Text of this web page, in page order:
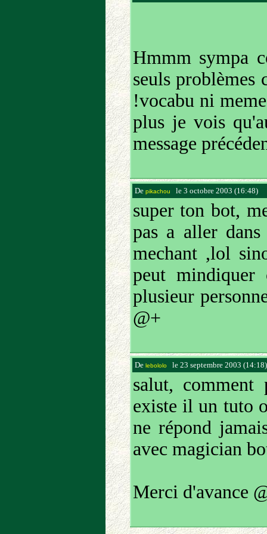
Hmmm sympa
seuls problèmes
!vocabu ni
plus je vois
message
De pikachou le 3 octobre 2003 (16:48)
super ton bot,
pas a aller
mechant ,lol
peut mindiquer
plusieur
@+
De lebololole 23 septembre 2003
salut,
existe il un tuto
ne répond
avec magician
Merci d'avance